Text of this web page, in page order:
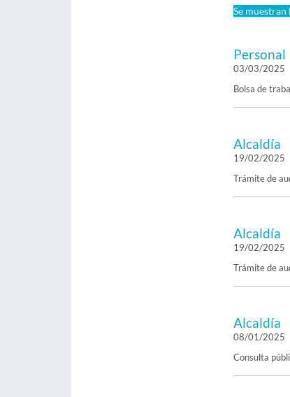
Se
Personal
03/03/2025
Bolsa de
Alcaldía
19/02/2025
Trámite de
Alcaldía
19/02/2025
Trámite de
Alcaldía
08/01/2025
Consulta